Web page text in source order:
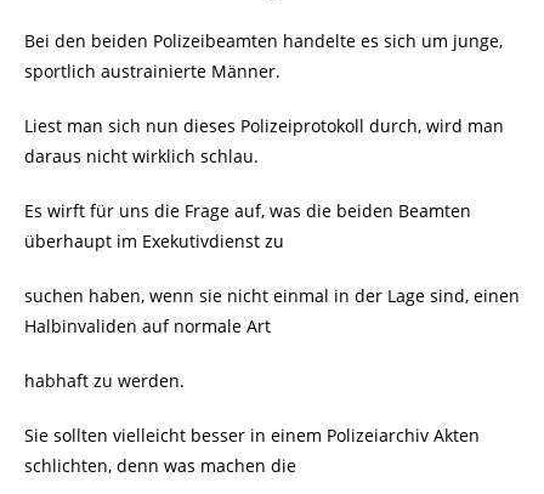
Bei den beiden Polizeibeamten handelte es sich um junge,
sportlich austrainierte Männer.
Liest man sich nun dieses Polizeiprotokoll durch, wird man
daraus nicht wirklich schlau.
Es wirft für uns die Frage auf, was die beiden Beamten
überhaupt im Exekutivdienst zu
suchen haben, wenn sie nicht einmal in der Lage sind, einen
Halbinvaliden auf normale Art
habhaft zu werden.
Sie sollten vielleicht besser in einem Polizeiarchiv Akten
schlichten, denn was machen die